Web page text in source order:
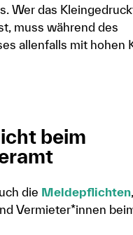
Wer das
muss während des
allenfalls mit hohen
beim
die Meldepflichten
Vermieter*innen